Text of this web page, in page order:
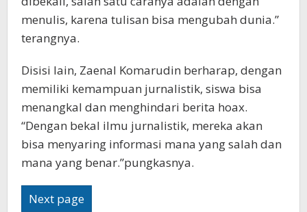
menulis, karena tulisan bisa mengubah dunia.”
terangnya.
Disisi lain, Zaenal Komarudin berharap, dengan
memiliki kemampuan jurnalistik, siswa bisa
menangkal dan menghindari berita hoax.
“Dengan bekal ilmu jurnalistik, mereka akan
bisa menyaring informasi mana yang salah dan
mana yang benar.”pungkasnya.
Next page